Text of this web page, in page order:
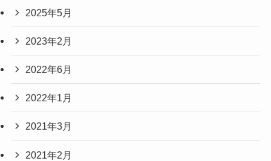
2025年5月
2023年2月
2022年6月
2022年1月
2021年3月
2021年2月